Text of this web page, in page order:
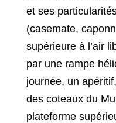
et ses
(casemate,
supérieure à l’air
par une rampe
journée, un
des coteaux du
plateforme